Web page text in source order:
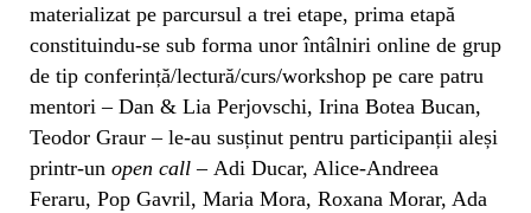
materializat pe parcursul a trei etape, prima etapă
constituindu-se sub forma unor întâlniri online de grup
de tip conferință/lectură/curs/workshop pe care patru
mentori – Dan & Lia Perjovschi, Irina Botea Bucan,
Teodor Graur – le-au susținut pentru participanții aleși
printr-un open call –Adi Ducar, Alice-Andreea
Feraru, Pop Gavril, Maria Mora, Roxana Morar, Ada